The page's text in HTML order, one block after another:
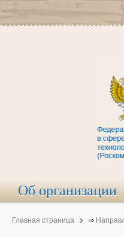
Об организации
Главная страница ⇒